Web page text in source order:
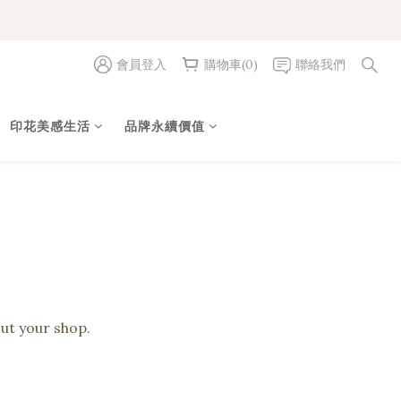
會員登入 購物車(0) 聯絡我們
印花美感生活 品牌永續價值
your shop.